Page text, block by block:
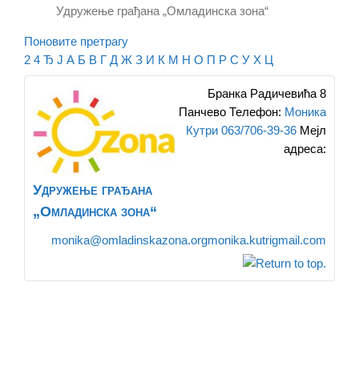
Удружење грађана „Омладинска зона“
Поновите претрагу
2 4 Ђ Ј А Б В Г Д Ж З И К М Н О П Р С У Х Ц
Удружење грађана
„Омладинска зона“
Бранка Радичевића 8
Панчево Телефон: Моника
Кутри 063/706-39-36 Мејл
адреса:
monika@omladinskazona.orgmonika.kutrigmail.com